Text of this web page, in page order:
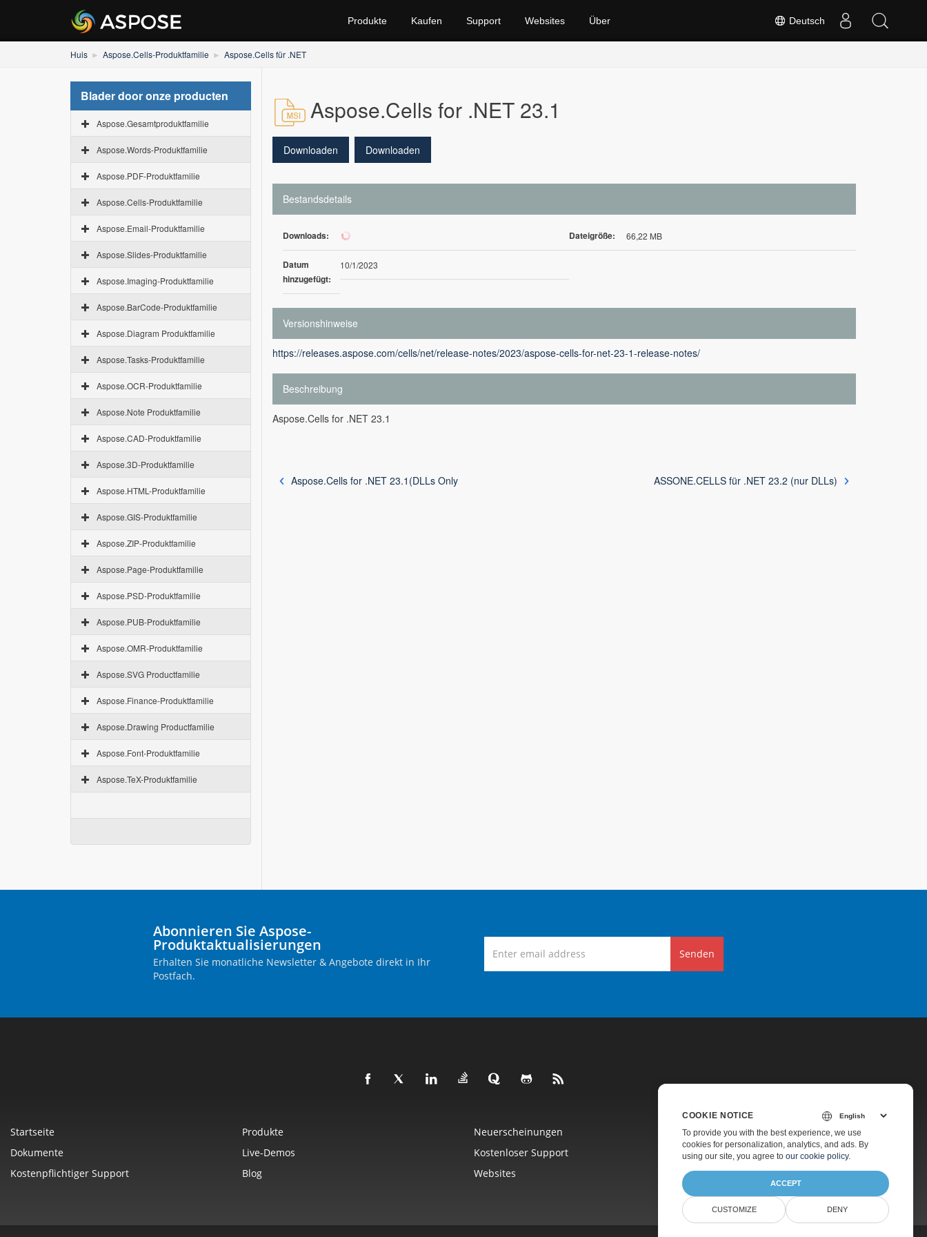
Deutsch
Produkte Kaufen Support Websites Über
Huis Aspose.Cells-Produktfamilie Aspose.Cells für .NET
Blader door onze producten
Aspose.Gesamtproduktfamilie
Aspose.Words-Produktfamilie
Aspose.PDF-Produktfamilie
Aspose.Cells-Produktfamilie
Aspose.Email-Produktfamilie
Aspose.Slides-Produktfamilie
Aspose.Imaging-Produktfamilie
Aspose.BarCode-Produktfamilie
Aspose.Diagram Produktfamilie
Aspose.Tasks-Produktfamilie
Aspose.OCR-Produktfamilie
Aspose.Note Produktfamilie
Aspose.CAD-Produktfamilie
Aspose.3D-Produktfamilie
Aspose.HTML-Produktfamilie
Aspose.GIS-Produktfamilie
Aspose.ZIP-Produktfamilie
Aspose.Page-Produktfamilie
Aspose.PSD-Produktfamilie
Aspose.PUB-Produktfamilie
Aspose.OMR-Produktfamilie
Aspose.SVG Productfamilie
Aspose.Finance-Produktfamilie
Aspose.Drawing Productfamilie
Aspose.Font-Produktfamilie
Aspose.TeX-Produktfamilie
Aspose.Cells for .NET 23.1
Downloaden Downloaden
Bestandsdetails
Downloads: 1 Dateigröße: 66,22 MB
Datum
hinzugefügt:
10/1/2023
Versionshinweise
https://releases.aspose.com/cells/net/release-notes/2023/aspose-cells-for-net-23-1-release-notes/
Beschreibung
Aspose.Cells for .NET 23.1
Aspose.Cells for .NET 23.1(DLLs Only ASSONE.CELLS für .NET 23.2 (nur DLLs)
Abonnieren Sie Aspose-
Produktaktualisierungen
Erhalten Sie monatliche Newsletter & Angebote direkt in Ihr
Postfach.
Senden
Startseite Produkte Neuerscheinungen
Preise
Dokumente
Live-Demos Kostenloser Support
Kostenlose Beratung
Kostenpflichtiger Support
Blog Websites Über
COOKIE NOTICE
To provide you with the best experience, we use
cookies for personalization, analytics, and ads. By
using our site, you agree to our cookie policy.
ACCEPT
CUSTOMIZE DENY